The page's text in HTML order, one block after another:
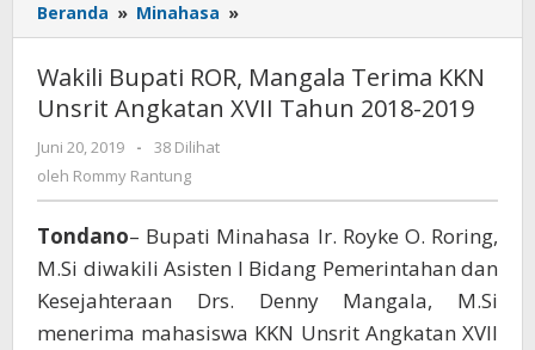
Beranda » Minahasa »
Bupati
Mangala
Terima
Tahun
2018-
2019
Wakili Bupati ROR, Mangala Terima KKN
Unsrit Angkatan XVII Tahun 2018-2019
Juni 20, 2019
oleh
Rommy
Rantung
-
38 Dilihat
oleh Rommy Rantung
Tondano– Bupati Minahasa Ir. Royke O. Roring,
M.Si diwakili Asisten I Bidang Pemerintahan dan
Kesejahteraan Drs. Denny Mangala, M.Si
menerima mahasiswa KKN Unsrit Angkatan XVII